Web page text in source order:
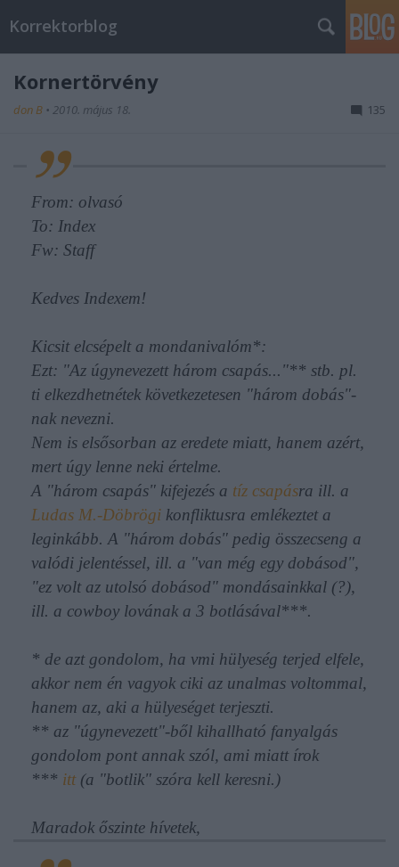
Korrektorblog
Kornertörvény
don B • 2010. május 18. 135
From: olvasó
To: Index
Fw: Staff
Kedves Indexem!
Kicsit elcsépelt a mondanivalóm*:
Ezt: "Az úgynevezett három csapás..."** stb. pl.
ti elkezdhetnétek következetesen "három dobás"-
nak nevezni.
Nem is elsősorban az eredete miatt, hanem azért,
mert úgy lenne neki értelme.
A "három csapás" kifejezés a tíz csapásra ill. a
Ludas M.-Döbrögi konfliktusra emlékeztet a
leginkább. A "három dobás" pedig összecseng a
valódi jelentéssel, ill. a "van még egy dobásod",
"ez volt az utolsó dobásod" mondásainkkal (?),
ill. a cowboy lovának a 3 botlásával***.
* de azt gondolom, ha vmi hülyeség terjed elfele,
akkor nem én vagyok ciki az unalmas voltommal,
hanem az, aki a hülyeséget terjeszti.
** az "úgynevezett"-ből kihallható fanyalgás
gondolom pont annak szól, ami miatt írok
*** itt(a "botlik" szóra kell keresni.)
Maradok őszinte hívetek,